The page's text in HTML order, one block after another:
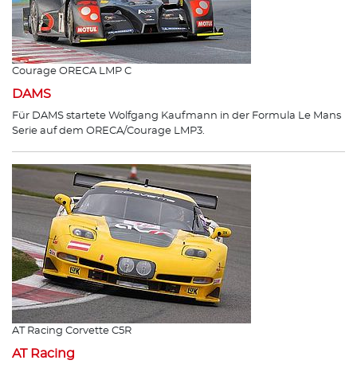
Courage ORECA LMP C
DAMS
Für DAMS startete Wolfgang Kaufmann in der Formula Le Mans
Serie auf dem ORECA/Courage LMP3.
AT Racing Corvette C5R
AT Racing